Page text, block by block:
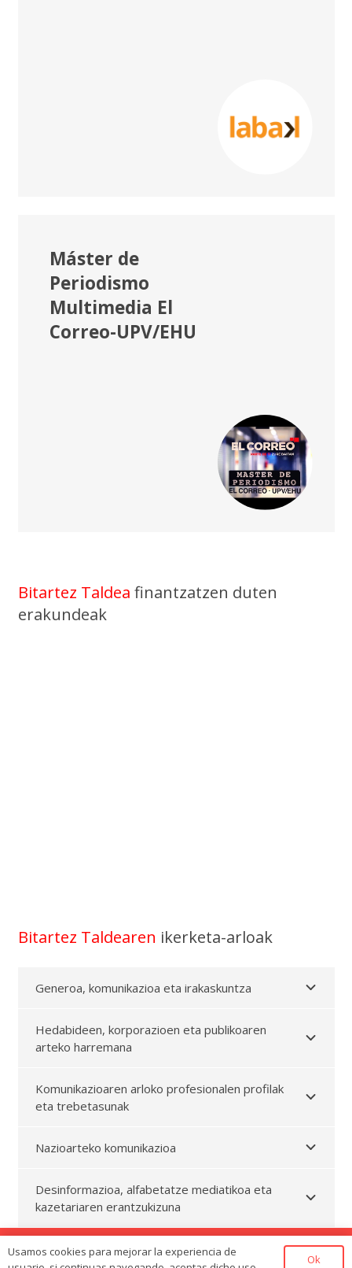
Máster de
Periodismo
Multimedia El
Correo-UPV/EHU
Bitartez Taldea finantzatzen duten
erakundeak
Bitartez Taldearen ikerketa-arloak
Generoa, komunikazioa eta irakaskuntza
Hedabideen, korporazioen eta publikoaren
arteko harremana
Komunikazioaren arloko profesionalen profilak
eta trebetasunak
Nazioarteko komunikazioa
Desinformazioa, alfabetatze mediatikoa eta
kazetariaren erantzukizuna
© Bitartez. 2021
Usamos cookies para mejorar la experiencia de
Ok